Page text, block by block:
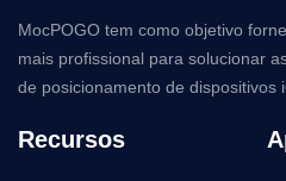
MocPOGO tem como objetivo
mais profissional para solucionar
de posicionamento de dispositivos
Recursos